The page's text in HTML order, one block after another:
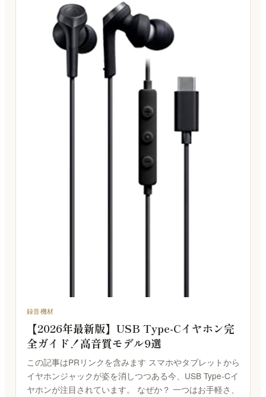
録音機材
【2026年最新版】USB Type-Cイヤホン完
全ガイド！高音質モデル9選
この記事はPRリンクを含みます スマホやタブレットから
イヤホンジャックが姿を消しつつある今、USB Type-Cイ
ヤホンが注目されています。 なぜか？ 一つはお手軽さ、